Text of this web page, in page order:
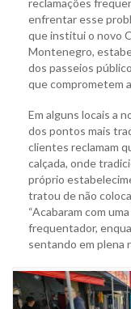
enfrentar esse
que institui o novo
Montenegro,
dos passeios
que comprometem
Em alguns locais a
dos pontos mais
clientes reclamam
calçada, onde
próprio
tratou de não
“Acabaram com
frequentador,
sentando em plena